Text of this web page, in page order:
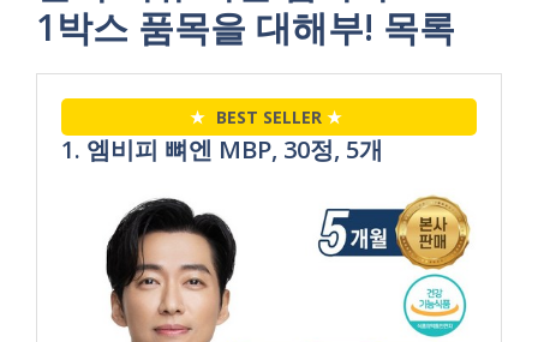
1박스 품목을 대해부! 목록
★ BEST SELLER ★
1. 엠비피 뼈엔 MBP, 30정, 5개